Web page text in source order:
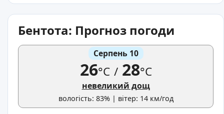
Бентота: Прогноз погоди
Серпень 10
26°C /28°C
невеликий дощ
вологість: 83% | вітер: 14 км/год